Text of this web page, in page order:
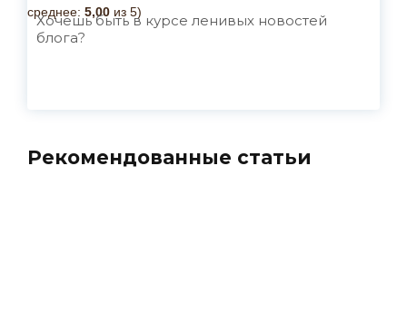
среднее: 5,00 из 5)
Хочешь быть в курсе ленивых новостей
блога?
Рекомендованные статьи